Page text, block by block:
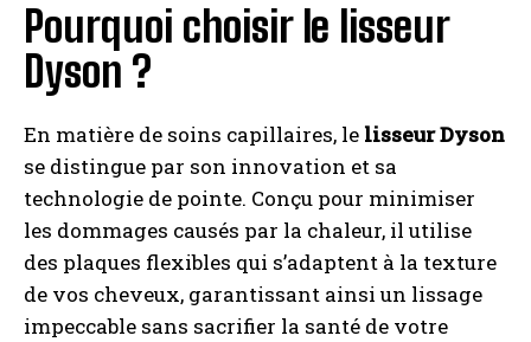
Pourquoi choisir le lisseur
Dyson ?
En matière de soins capillaires, le lisseur Dyson
se distingue par son innovation et sa
technologie de pointe. Conçu pour minimiser
les dommages causés par la chaleur, il utilise
des plaques flexibles qui s’adaptent à la texture
de vos cheveux, garantissant ainsi un lissage
impeccable sans sacrifier la santé de votre